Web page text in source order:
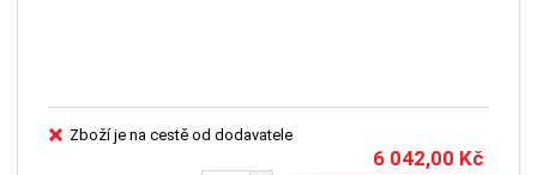
Zboží je na cestě od dodavatele
6 042,00 Kč